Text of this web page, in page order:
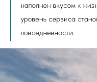
наполнен вкусом к
уровень сервиса
повседневности.